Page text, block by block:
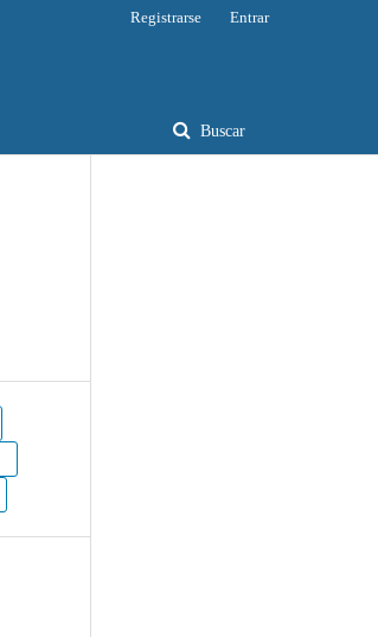
Buscar
Registrarse Entrar